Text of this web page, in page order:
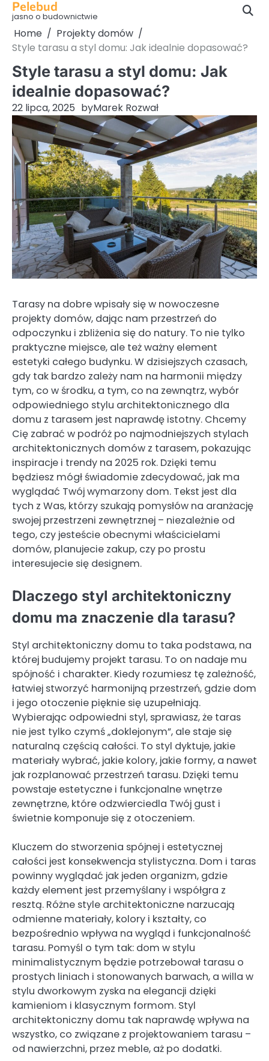
Skip
content
Pelebud
jasno o budownictwie
Home
Projekty domów
Style tarasu a styl domu: Jak idealnie dopasować?
Style tarasu a styl domu: Jak
idealnie dopasować?
22 lipca, 2025 byMarek Rozwał
Tarasy na dobre wpisały się w nowoczesne
projekty domów, dając nam przestrzeń do
odpoczynku i zbliżenia się do natury. To nie tylko
praktyczne miejsce, ale też ważny element
estetyki całego budynku. W dzisiejszych czasach,
gdy tak bardzo zależy nam na harmonii między
tym, co w środku, a tym, co na zewnątrz, wybór
odpowiedniego stylu architektonicznego dla
domu z tarasem jest naprawdę istotny. Chcemy
Cię zabrać w podróż po najmodniejszych stylach
architektonicznych domów z tarasem, pokazując
inspiracje i trendy na 2025 rok. Dzięki temu
będziesz mógł świadomie zdecydować, jak ma
wyglądać Twój wymarzony dom. Tekst jest dla
tych z Was, którzy szukają pomysłów na aranżację
swojej przestrzeni zewnętrznej – niezależnie od
tego, czy jesteście obecnymi właścicielami
domów, planujecie zakup, czy po prostu
interesujecie się designem.
Dlaczego styl architektoniczny
domu ma znaczenie dla tarasu?
Styl architektoniczny domu to taka podstawa, na
której budujemy projekt tarasu. To on nadaje mu
spójność i charakter. Kiedy rozumiesz tę zależność,
łatwiej stworzyć harmonijną przestrzeń, gdzie dom
i jego otoczenie pięknie się uzupełniają.
Wybierając odpowiedni styl, sprawiasz, że taras
nie jest tylko czymś „doklejonym”, ale staje się
naturalną częścią całości. To styl dyktuje, jakie
materiały wybrać, jakie kolory, jakie formy, a nawet
jak rozplanować przestrzeń tarasu. Dzięki temu
powstaje estetyczne i funkcjonalne wnętrze
zewnętrzne, które odzwierciedla Twój gust i
świetnie komponuje się z otoczeniem.
Kluczem do stworzenia spójnej i estetycznej
całości jest konsekwencja stylistyczna. Dom i taras
powinny wyglądać jak jeden organizm, gdzie
każdy element jest przemyślany i współgra z
resztą. Różne style architektoniczne narzucają
odmienne materiały, kolory i kształty, co
bezpośrednio wpływa na wygląd i funkcjonalność
tarasu. Pomyśl o tym tak: dom w stylu
minimalistycznym będzie potrzebował tarasu o
prostych liniach i stonowanych barwach, a willa w
stylu dworkowym zyska na elegancji dzięki
kamieniom i klasycznym formom. Styl
architektoniczny domu tak naprawdę wpływa na
wszystko, co związane z projektowaniem tarasu –
od nawierzchni, przez meble, aż po dodatki.